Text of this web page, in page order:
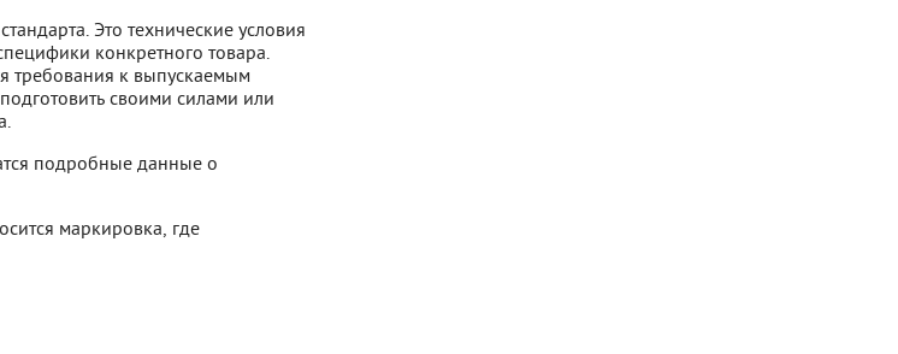
Это технические условия
конкретного товара.
требования к выпускаемым
своими силами или
подробные данные о
маркировка, где